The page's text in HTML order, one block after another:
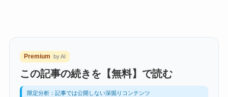
Premium by AI
この記事の続きを【無料】で読む
限定分析：記事では公開しない深掘りコンテンツ